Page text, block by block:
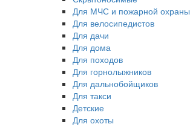
Для МЧС и пожарной охраны
Для велосипедистов
Для дачи
Для дома
Для походов
Для горнолыжников
Для дальнобойщиков
Для такси
Детские
Для охоты